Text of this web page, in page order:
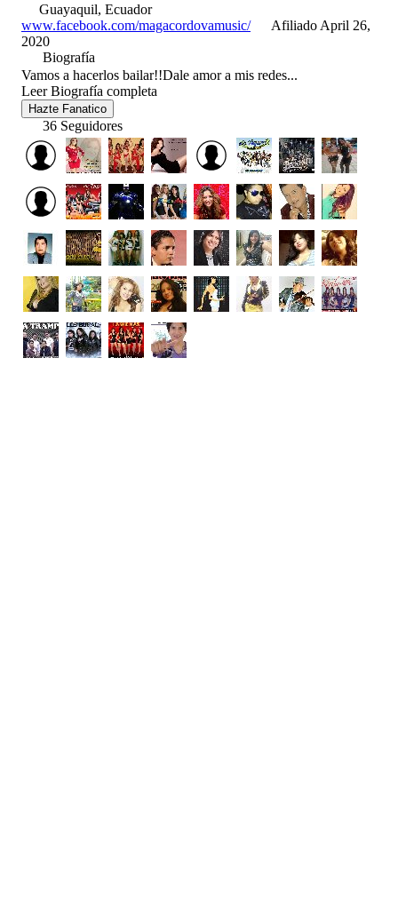
Guayaquil, Ecuador
www.facebook.com/magacordovamusic/
Afiliado April 26,
2020
Biografía
Vamos a hacerlos bailar!!Dale amor a mis redes...
Leer Biografía completa
Hazte Fanatico
36 Seguidores